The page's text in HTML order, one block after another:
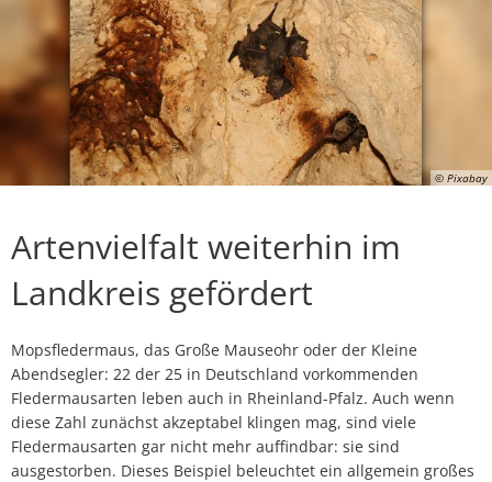
© Pixabay
Artenvielfalt weiterhin im
Landkreis gefördert
Mopsfledermaus, das Große Mauseohr oder der Kleine
Abendsegler: 22 der 25 in Deutschland vorkommenden
Fledermausarten leben auch in Rheinland-Pfalz. Auch wenn
diese Zahl zunächst akzeptabel klingen mag, sind viele
Fledermausarten gar nicht mehr auffindbar: sie sind
ausgestorben. Dieses Beispiel beleuchtet ein allgemein großes